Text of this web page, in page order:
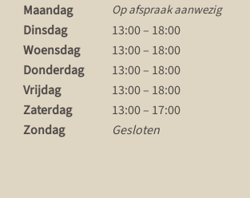
Maandag Op afspraak aanwezig
Dinsdag
13:00 – 18:00
Woensdag
13:00 – 18:00
Donderdag
13:00 – 18:00
Vrijdag
13:00 – 18:00
Zaterdag
13:00 – 17:00
Zondag
Gesloten